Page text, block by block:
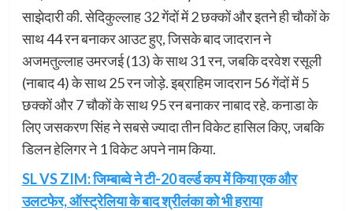
साझेदारी की. सेदिकुल्लाह 32 गेंदों में 2 छक्कों और इतने ही चौकों के
साथ 44 रन बनाकर आउट हुए, जिसके बाद जादरान ने
अजमतुल्लाह उमरजई (13) के साथ 31 रन, जबकि दरवेश रसूली
(नाबाद 4) के साथ 25 रन जोड़े. इब्राहिम जादरान 56 गेंदों में 5
छक्कों और 7 चौकों के साथ 95 रन बनाकर नाबाद रहे. कनाडा के
लिए जसकरण सिंह ने सबसे ज्यादा तीन विकेट हासिल किए, जबकि
डिलन हेलिगर ने 1 विकेट अपने नाम किया.
SL VS ZIM: जिम्बाब्वे ने टी-20 वर्ल्ड कप में किया एक और
उलटफेर, ऑस्ट्रेलिया के बाद श्रीलंका को भी हराया